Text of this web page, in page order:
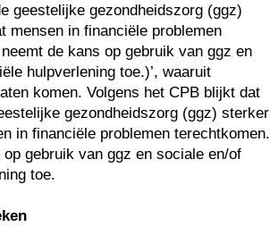
geestelijke gezondheidszorg (ggz)
mensen in financiële problemen
de kans op gebruik van ggz en
hulpverlening toe.)’, waaruit
komen. Volgens het CPB blijkt dat
gezondheidszorg (ggz) sterker
in financiële problemen terechtkomen.
gebruik van ggz en sociale en/of
toe.